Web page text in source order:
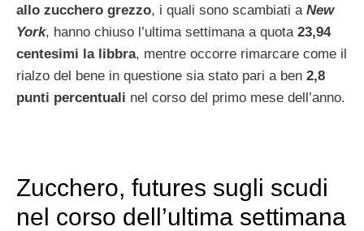
allo zucchero grezzo, i quali sono scambiati a New
York, hanno chiuso l’ultima settimana a quota 23,94
centesimi la libbra, mentre occorre rimarcare come il
rialzo del bene in questione sia stato pari a ben 2,8
punti percentuali nel corso del primo mese dell’anno.
Zucchero, futures sugli scudi
nel corso dell’ultima settimana